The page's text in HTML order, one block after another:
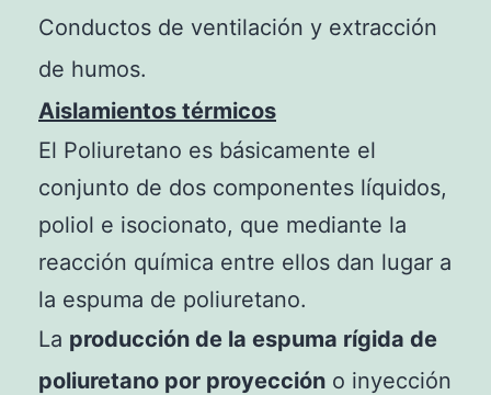
Conductos de ventilación y extracción
de humos.
Aislamientos térmicos
El Poliuretano es básicamente el
conjunto de dos componentes líquidos,
poliol e isocionato, que mediante la
reacción química entre ellos dan lugar a
la espuma de poliuretano.
La producción de la espuma rígida de
poliuretano por proyección o inyección